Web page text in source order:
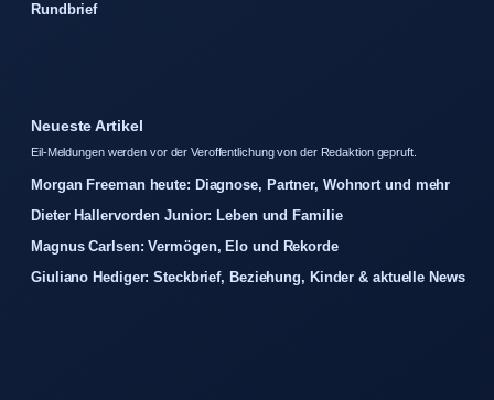
Rundbrief
Neueste Artikel
Eil-Meldungen werden vor der Veroffentlichung von der Redaktion gepruft.
Morgan Freeman heute: Diagnose, Partner, Wohnort und mehr
Dieter Hallervorden Junior: Leben und Familie
Magnus Carlsen: Vermögen, Elo und Rekorde
Giuliano Hediger: Steckbrief, Beziehung, Kinder & aktuelle News